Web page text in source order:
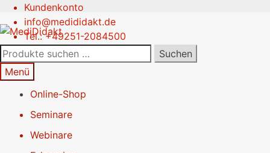
Kundenkonto
info@medididakt.de
Tel.: +49251-2084500
Zur
Navigation
springen
Springe
zum
Inhalt
Suchen
nach:
Suchen
Menü
Online-Shop
Seminare
Webinare